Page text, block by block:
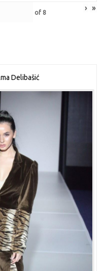
of 8 › »
Delibašić